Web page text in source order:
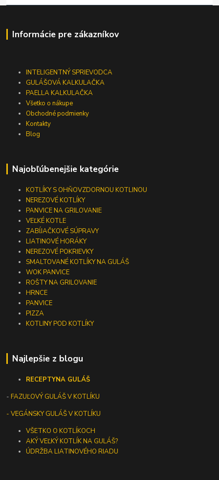
Informácie pre zákazníkov
INTELIGENTNÝ SPRIEVODCA
GULÁŠOVÁ KALKULAČKA
PAELLA KALKULAČKA
Všetko o nákupe
Obchodné podmienky
Kontakty
Blog
Najobľúbenejšie kategórie
KOTLÍKY S OHŇOVZDORNOU KOTLINOU
NEREZOVÉ KOTLÍKY
PANVICE NA GRILOVANIE
VEĽKÉ KOTLE
ZABÍJAČKOVÉ SÚPRAVY
LIATINOVÉ HORÁKY
NEREZOVÉ POKRIEVKY
SMALTOVANÉ KOTLÍKY NA GULÁŠ
WOK PANVICE
ROŠTY NA GRILOVANIE
HRNCE
PANVICE
PIZZA
KOTLINY POD KOTLÍKY
Najlepšie z blogu
RECEPTYNA GULÁŠ
-FAZUĽOVÝ GULÁŠ V KOTLÍKU
- VEGÁNSKY GULÁŠ V KOTLÍKU
VŠETKO O KOTLÍKOCH
AKÝ VEĽKÝ KOTLÍK NA GULÁŠ?
ÚDRŽBA LIATINOVÉHO RIADU